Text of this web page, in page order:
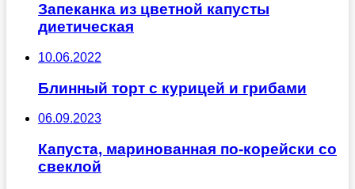
Запеканка из цветной капусты
диетическая
10.06.2022
Блинный торт с курицей и грибами
06.09.2023
Капуста, маринованная по-корейски со
свеклой